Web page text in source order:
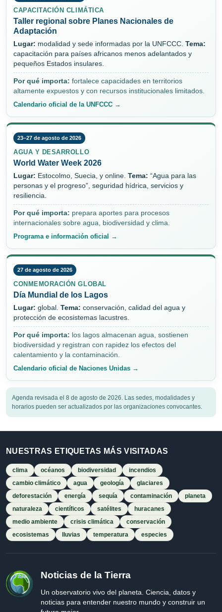
CAPACITACIÓN CLIMÁTICA
Taller regional sobre Planes Nacionales de
Adaptación
Lugar: modalidad y sede informadas por la UNFCCC. Tema:
capacitación para países africanos menos adelantados y
pequeños Estados insulares.
Por qué importa: fortalece capacidades en territorios
altamente expuestos y con recursos institucionales limitados.
Calendario oficial de la UNFCCC →
23–27 de agosto de 2026
AGUA Y DESARROLLO
World Water Week 2026
Lugar: Estocolmo, Suecia, y online. Tema: “Agua para las
personas y el progreso”, seguridad hídrica, servicios y
resiliencia.
Por qué importa: prepara aportes para procesos
internacionales sobre agua, biodiversidad y clima.
Programa e información oficial →
27 de agosto de 2026
CONMEMORACIÓN GLOBAL
Día Mundial de los Lagos
Lugar: global. Tema: conservación, calidad del agua y
protección de ecosistemas lacustres.
Por qué importa: los lagos almacenan agua, sostienen
biodiversidad y registran con rapidez los efectos del
calentamiento y la contaminación.
Calendario oficial de Naciones Unidas →
Agenda revisada el 8 de agosto de 2026. Las sedes, modalidades y
horarios pueden ser actualizados por las organizaciones convocantes.
NUESTRAS ETIQUETAS MÁS VISITADAS
clima océanos biodiversidad
incendios
cambio climático
agua geología
glaciares
deforestación
energía sequía contaminación
planeta
naturaleza
científicos satélites
huracanes
medio ambiente
crisis climática
conservación
ecosistemas
lluvias temperatura especies
Noticias de la Tierra
Un observatorio vivo del planeta. Ciencia, datos y
noticias para entender nuestro mundo y construir un